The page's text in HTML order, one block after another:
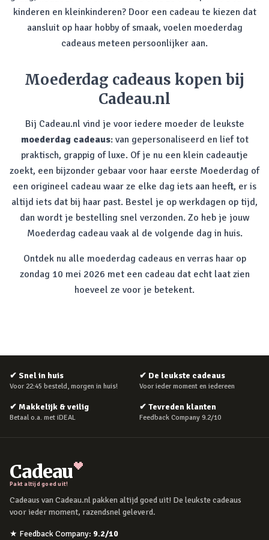
kinderen en kleinkinderen? Door een cadeau te kiezen dat
aansluit op haar hobby of smaak, voelen moederdag
cadeaus meteen persoonlijker aan.
Moederdag cadeaus kopen bij
Cadeau.nl
Bij Cadeau.nl vind je voor iedere moeder de leukste
moederdag cadeaus: van gepersonaliseerd en lief tot
praktisch, grappig of luxe. Of je nu een klein cadeautje
zoekt, een bijzonder gebaar voor haar eerste Moederdag of
een origineel cadeau waar ze elke dag iets aan heeft, er is
altijd iets dat bij haar past. Bestel je op werkdagen op tijd,
dan wordt je bestelling snel verzonden. Zo heb je jouw
Moederdag cadeau vaak al de volgende dag in huis.
Ontdek nu alle moederdag cadeaus en verras haar op
zondag 10 mei 2026 met een cadeau dat echt laat zien
hoeveel ze voor je betekent.
✔ Snel in huis
Voor 22:45 besteld, morgen in huis!
✔ De leukste cadeaus
Voor ieder moment en iedereen
✔ Makkelijk & veilig
Betaal o.a. met iDEAL
✔ Tevreden klanten
Feedback Company 9.2/10
Cadeau
Pakt altijd goed uit!
Cadeaus van Cadeau.nl pakken altijd goed uit! De leukste cadeaus
voor ieder moment, razendsnel geleverd.
★ Feedback Company: 9.2/10